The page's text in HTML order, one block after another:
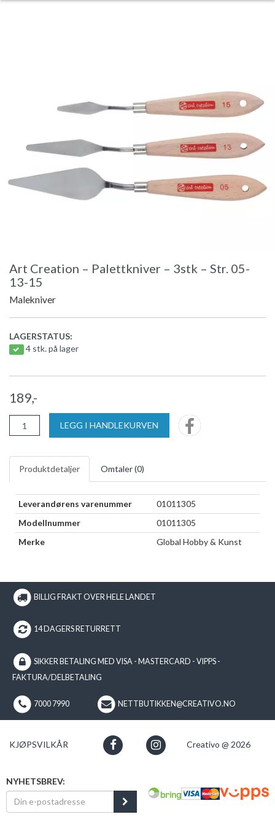
Art Creation – Palettkniver – 3stk – Str. 05-
13-15
Malekniver
LAGERSTATUS:
4 stk. på lager
189,-
LEGG I HANDLEKURVEN
Produktdetaljer Omtaler (0)
Leverandørens varenummer
01011305
Modellnummer
01011305
Merke
Global Hobby & Kunst
BILLIG FRAKT OVER HELE LANDET
14 DAGERS RETURRETT
SIKKER BETALING MED VISA - MASTERCARD - VIPPS -
FAKTURA/DELBETALING
7000 7990 NETTBUTIKKEN@CREATIVO.NO
KJØPSVILKÅR Creativo @ 2026
NYHETSBREV: